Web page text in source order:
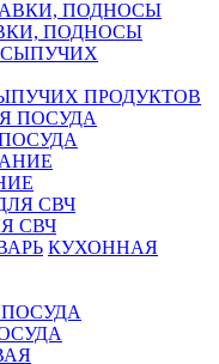
ПОДНОСЫ
ПРОДУКТОВ
СВЧ
КУХОННАЯ